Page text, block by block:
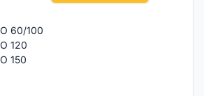
60/100
120
150